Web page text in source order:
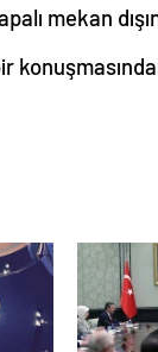
mekan